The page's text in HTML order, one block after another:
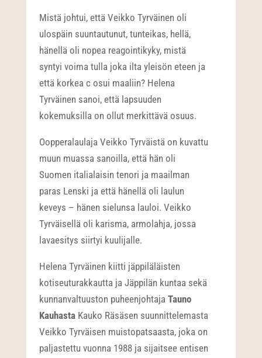
Mistä johtui, että Veikko Tyrväinen oli
ulospäin suuntautunut, tunteikas, hellä,
hänellä oli nopea reagointikyky, mistä
syntyi voima tulla joka ilta yleisön eteen ja
että korkea c osui maaliin? Helena
Tyrväinen sanoi, että lapsuuden
kokemuksilla on ollut merkittävä osuus.
Oopperalaulaja Veikko Tyrväistä on kuvattu
muun muassa sanoilla, että hän oli
Suomen italialaisin tenori ja maailman
paras Lenski ja että hänellä oli laulun
keveys – hänen sielunsa lauloi. Veikko
Tyrväisellä oli karisma, armolahja, jossa
lavaesitys siirtyi kuulijalle.
Helena Tyrväinen kiitti jäppiläläisten
kotiseuturakkautta ja Jäppilän kuntaa sekä
kunnanvaltuuston puheenjohtajaTauno
Kauhasta Kauko Räsäsen suunnittelemasta
Veikko Tyrväisen muistopatsaasta, joka on
paljastettu vuonna 1988 ja sijaitsee entisen